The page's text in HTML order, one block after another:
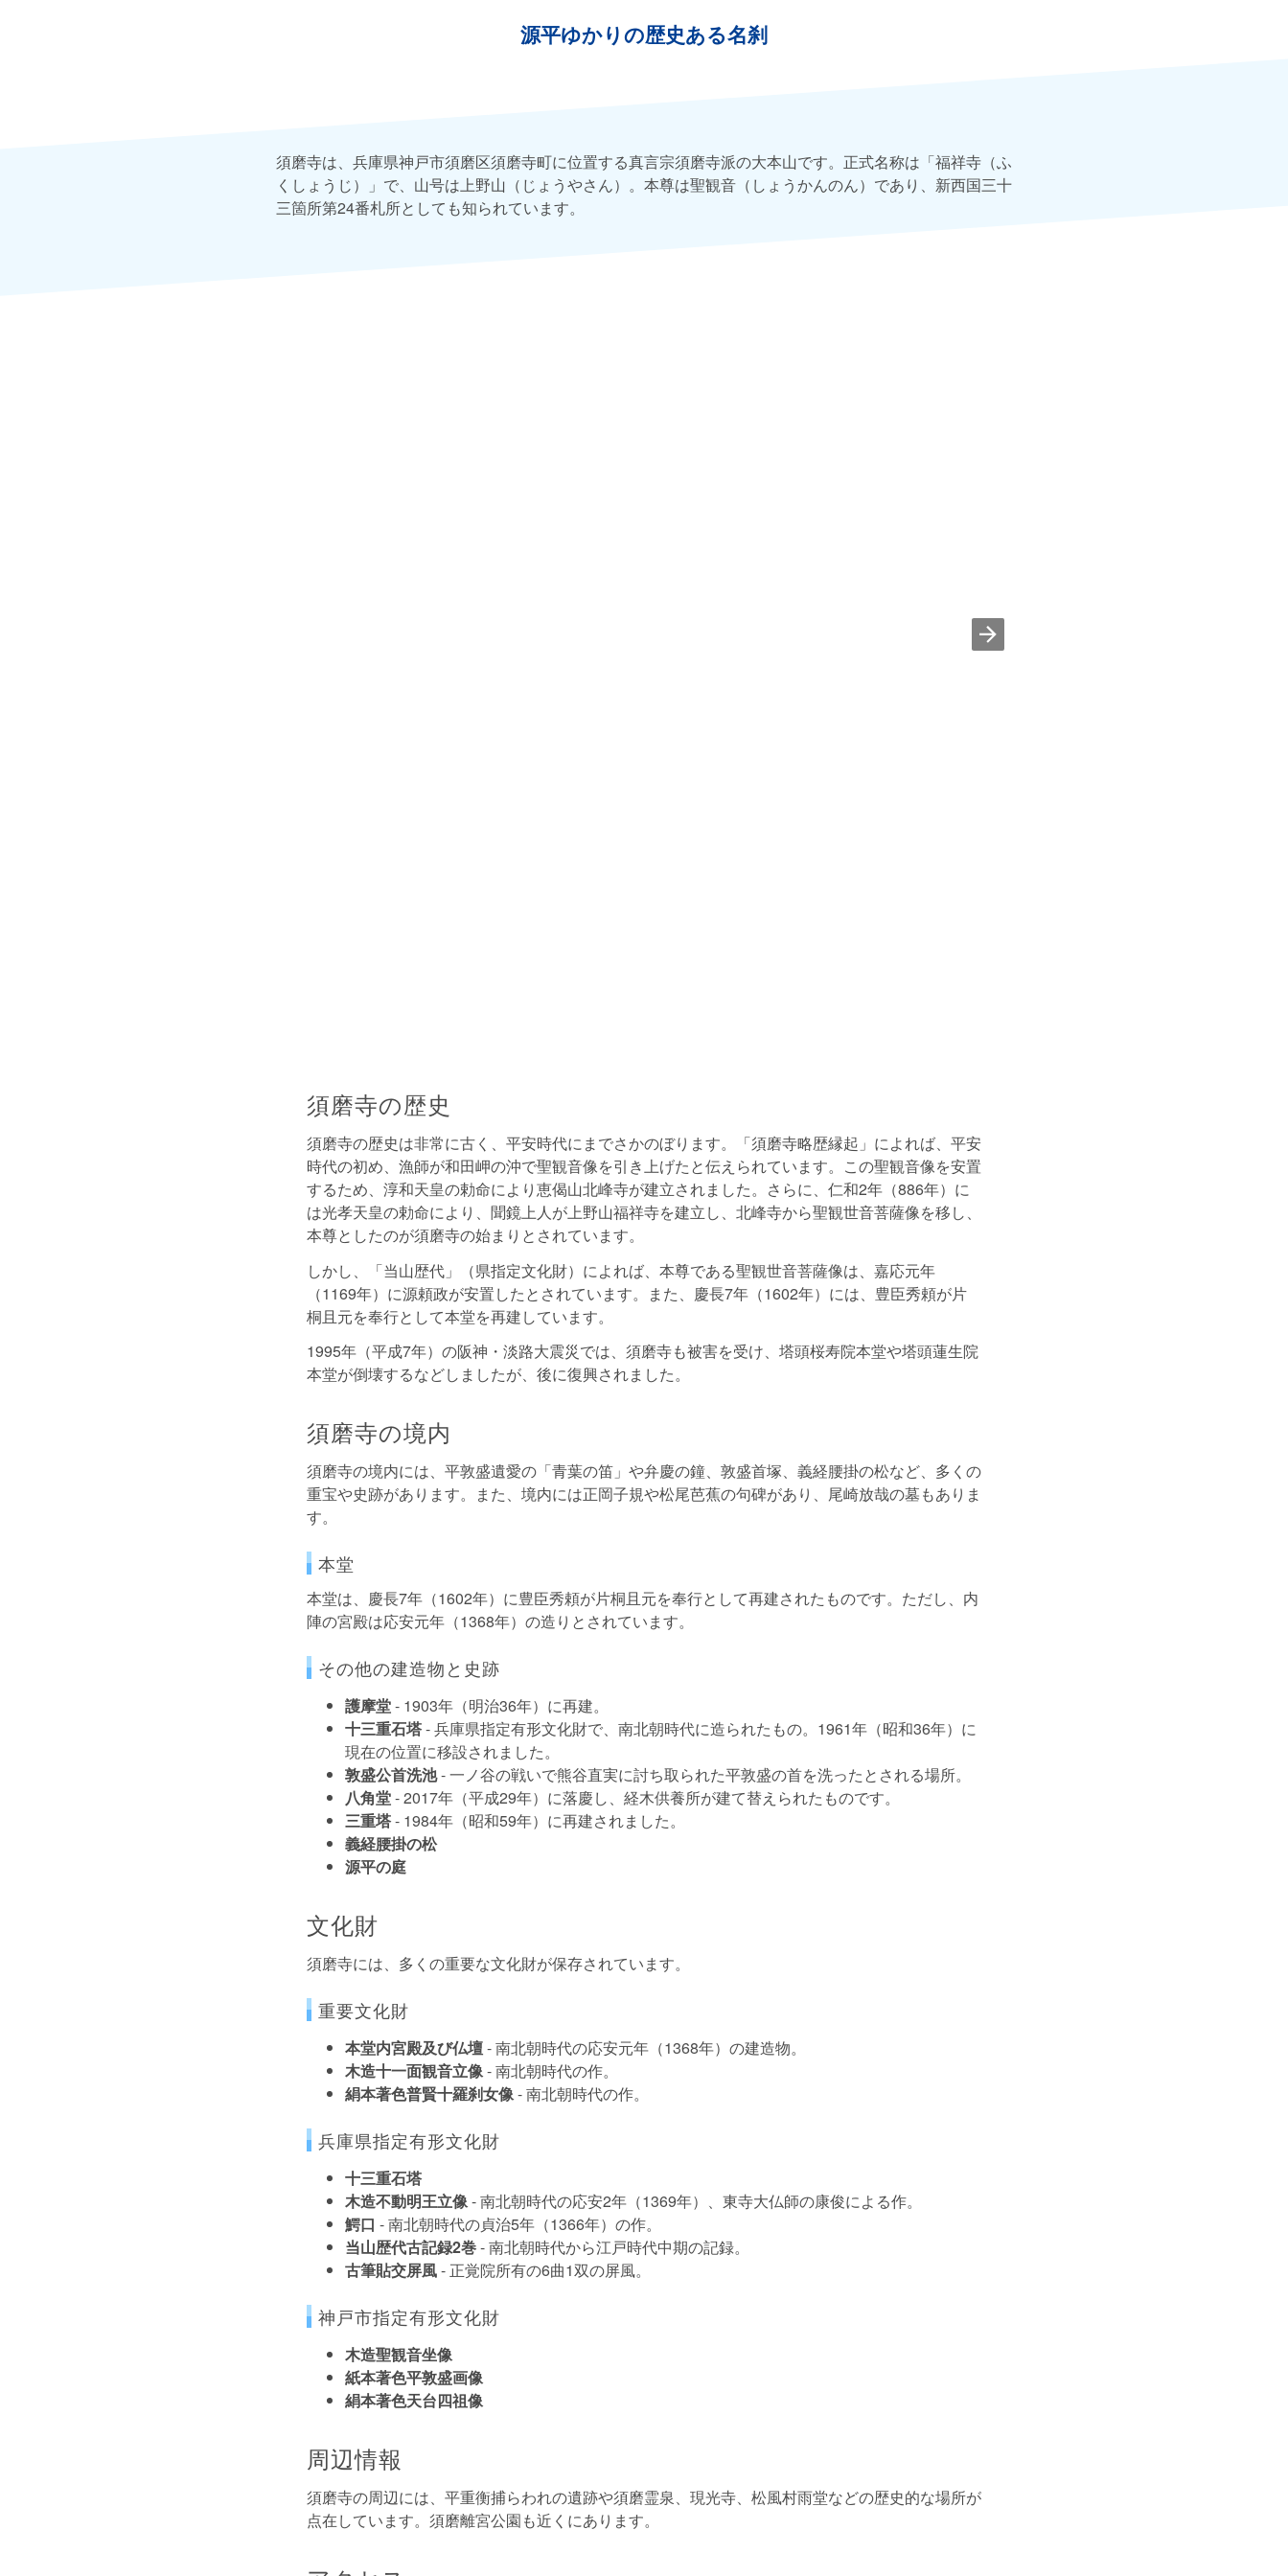
源平ゆかりの歴史ある名刹
須磨寺は、兵庫県神戸市須磨区須磨寺町に位置する真言宗須磨寺派の大本山です。正式名称は「福祥寺（ふ
くしょうじ）」で、山号は上野山（じょうやさん）。本尊は聖観音（しょうかんのん）であり、新西国三十
三箇所第24番札所としても知られています。
須磨寺の歴史
須磨寺の歴史は非常に古く、平安時代にまでさかのぼります。「須磨寺略歴縁起」によれば、平安
時代の初め、漁師が和田岬の沖で聖観音像を引き上げたと伝えられています。この聖観音像を安置
するため、淳和天皇の勅命により恵偈山北峰寺が建立されました。さらに、仁和2年（886年）に
は光孝天皇の勅命により、聞鏡上人が上野山福祥寺を建立し、北峰寺から聖観世音菩薩像を移し、
本尊としたのが須磨寺の始まりとされています。
しかし、「当山歴代」（県指定文化財）によれば、本尊である聖観世音菩薩像は、嘉応元年
（1169年）に源頼政が安置したとされています。また、慶長7年（1602年）には、豊臣秀頼が片
桐且元を奉行として本堂を再建しています。
1995年（平成7年）の阪神・淡路大震災では、須磨寺も被害を受け、塔頭桜寿院本堂や塔頭蓮生院
本堂が倒壊するなどしましたが、後に復興されました。
須磨寺の境内
須磨寺の境内には、平敦盛遺愛の「青葉の笛」や弁慶の鐘、敦盛首塚、義経腰掛の松など、多くの
重宝や史跡があります。また、境内には正岡子規や松尾芭蕉の句碑があり、尾崎放哉の墓もありま
す。
本堂
本堂は、慶長7年（1602年）に豊臣秀頼が片桐且元を奉行として再建されたものです。ただし、内
陣の宮殿は応安元年（1368年）の造りとされています。
その他の建造物と史跡
護摩堂- 1903年（明治36年）に再建。
十三重石塔- 兵庫県指定有形文化財で、南北朝時代に造られたもの。1961年（昭和36年）に
現在の位置に移設されました。
敦盛公首洗池- 一ノ谷の戦いで熊谷直実に討ち取られた平敦盛の首を洗ったとされる場所。
八角堂- 2017年（平成29年）に落慶し、経木供養所が建て替えられたものです。
三重塔- 1984年（昭和59年）に再建されました。
義経腰掛の松
源平の庭
文化財
須磨寺には、多くの重要な文化財が保存されています。
重要文化財
本堂内宮殿及び仏壇- 南北朝時代の応安元年（1368年）の建造物。
木造十一面観音立像- 南北朝時代の作。
絹本著色普賢十羅刹女像- 南北朝時代の作。
兵庫県指定有形文化財
十三重石塔
木造不動明王立像- 南北朝時代の応安2年（1369年）、東寺大仏師の康俊による作。
鰐口 - 南北朝時代の貞治5年（1366年）の作。
当山歴代古記録2巻- 南北朝時代から江戸時代中期の記録。
古筆貼交屏風- 正覚院所有の6曲1双の屏風。
神戸市指定有形文化財
木造聖観音坐像
紙本著色平敦盛画像
絹本著色天台四祖像
周辺情報
須磨寺の周辺には、平重衡捕らわれの遺跡や須磨霊泉、現光寺、松風村雨堂などの歴史的な場所が
点在しています。須磨離宮公園も近くにあります。